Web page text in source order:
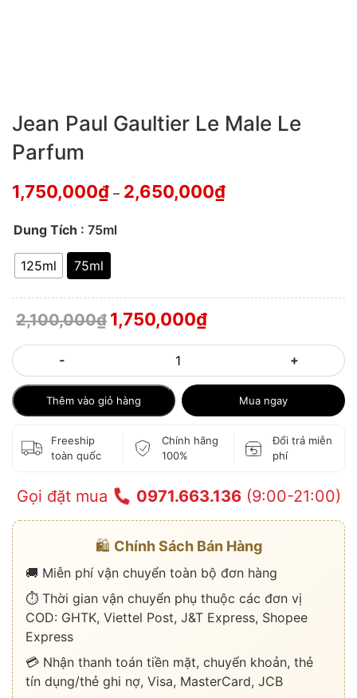
Jean Paul Gaultier Le Male Le
Parfum
1,750,000₫ – 2,650,000₫
Dung Tích : 75ml
125ml 75ml
2,100,000₫ 1,750,000₫
- +
Thêm vào giỏ hàng Mua ngay
Freeship
toàn quốc
Chính hãng
100%
Đổi trả miễn
phí
Gọi đặt mua 0971.663.136(9:00-21:00)
🛍️ Chính Sách Bán Hàng
🚚 Miễn phí vận chuyển toàn bộ đơn hàng
⏱️ Thời gian vận chuyển phụ thuộc các đơn vị
COD: GHTK, Viettel Post, J&T Express, Shopee
Express
💳 Nhận thanh toán tiền mặt, chuyển khoản, thẻ
tín dụng/thẻ ghi nợ, Visa, MasterCard, JCB